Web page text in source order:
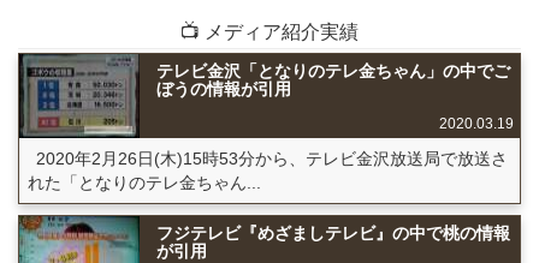
📺 メディア紹介実績
テレビ金沢「となりのテレ金ちゃん」の中でご
ぼうの情報が引用
2020.03.19
2020年2月26日(木)15時53分から、テレビ金沢放送局で放送さ
れた「となりのテレ金ちゃん...
フジテレビ『めざましテレビ』の中で桃の情報
が引用